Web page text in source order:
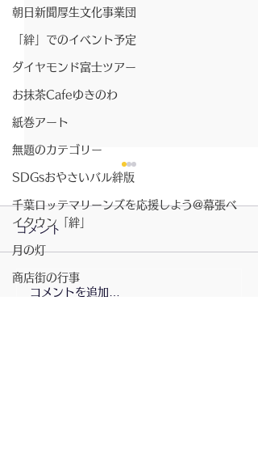
朝日新聞厚生文化事業団
「絆」でのイベント予定
ダイヤモンド富士ツアー
お抹茶Cafeゆきのわ
紙巻アート
無題のカテゴリー
SDGsおやさいバル絆版
千葉ロッテマリーンズを応援しよう@幕張ベ
イタウン「絆」
月の灯
商店街の行事
2026/07/23〜月の灯
コメント
コメントを追加…